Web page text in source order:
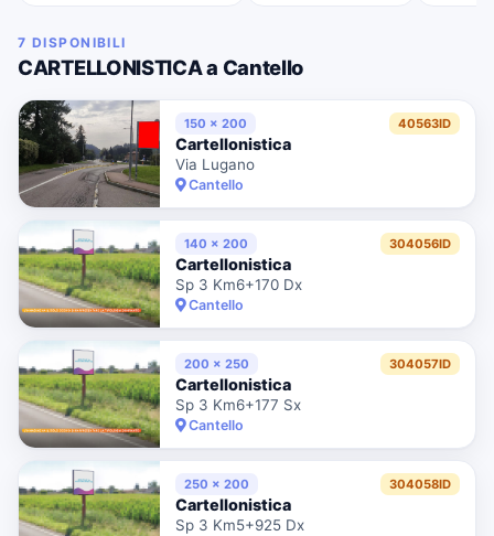
7 DISPONIBILI
CARTELLONISTICA a Cantello
150 x 200 40563ID
Cartellonistica
Via Lugano
Cantello
140 x 200 304056ID
Cartellonistica
Sp 3 Km6+170 Dx
Cantello
200 x 250 304057ID
Cartellonistica
Sp 3 Km6+177 Sx
Cantello
250 x 200 304058ID
Cartellonistica
Sp 3 Km5+925 Dx